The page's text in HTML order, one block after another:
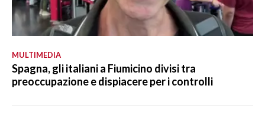
MULTIMEDIA
Spagna, gli italiani a Fiumicino divisi tra
preoccupazione e dispiacere per i controlli